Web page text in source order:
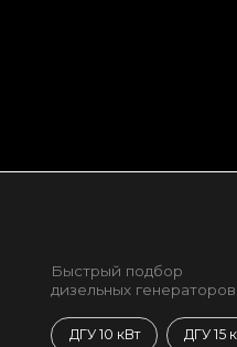
Быстрый подбор
дизельных
ДГУ 10 кВт ДГУ 15